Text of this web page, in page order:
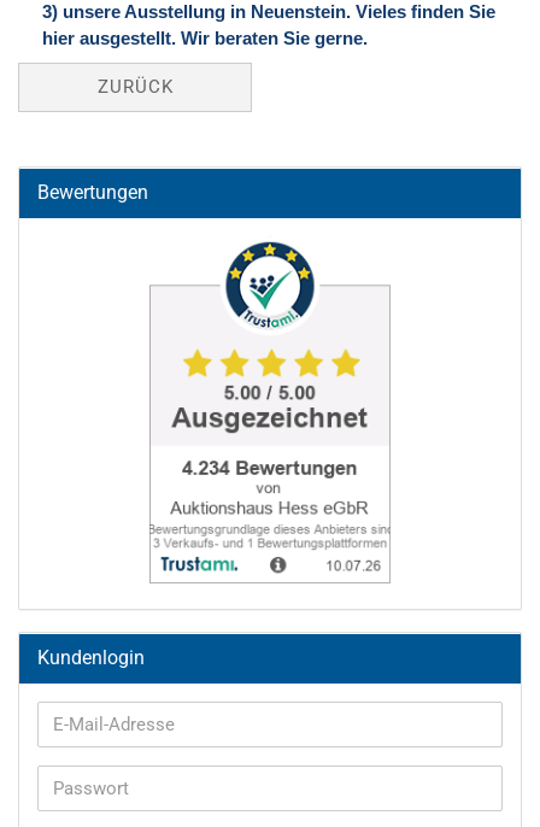
3) unsere Ausstellung in Neuenstein. Vieles finden Sie
hier ausgestellt. Wir beraten Sie gerne.
ZURÜCK
Bewertungen
Kundenlogin
E-
Mail-
Passwort